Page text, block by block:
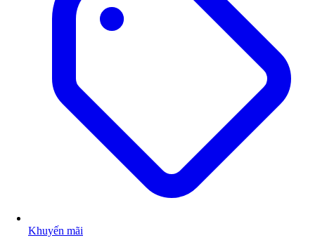
Khuyến mãi